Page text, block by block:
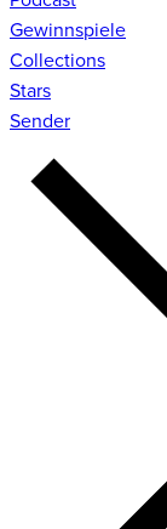
Gewinnspiele
Collections
Stars
Sender